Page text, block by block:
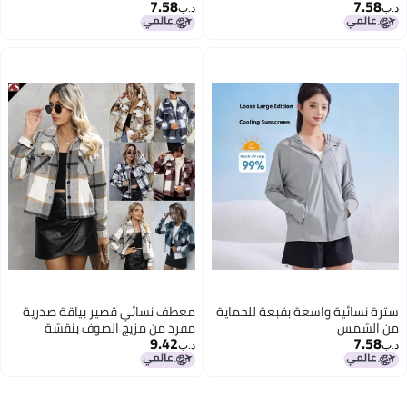
د.ب‏7.58 د.ب‏7.58
سترة نسائية واسعة بقبعة للحماية
من الشمس
د.ب‏7.58
معطف نسائي قصير بياقة صدرية
مفرد من مزيج الصوف بنقشة
مربعات
د.ب‏9.42